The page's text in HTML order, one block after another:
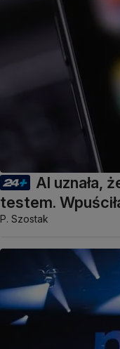
AI uznała,
testem.
P. Szostak